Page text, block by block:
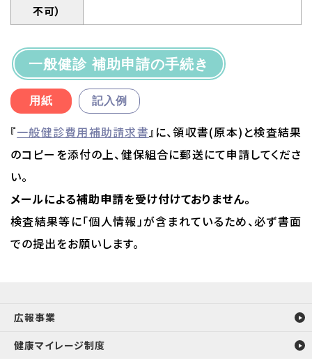
不可）
一般健診 補助申請の手続き
用紙 記入例
『一般健診費用補助請求書』に、領収書(原本)と検査結果
のコピーを添付の上、健保組合に郵送にて申請してくださ
い。
メールによる補助申請を受け付けておりません。
検査結果等に「個人情報」が含まれているため、必ず書面
での提出をお願いします。
広報事業
健康マイレージ制度